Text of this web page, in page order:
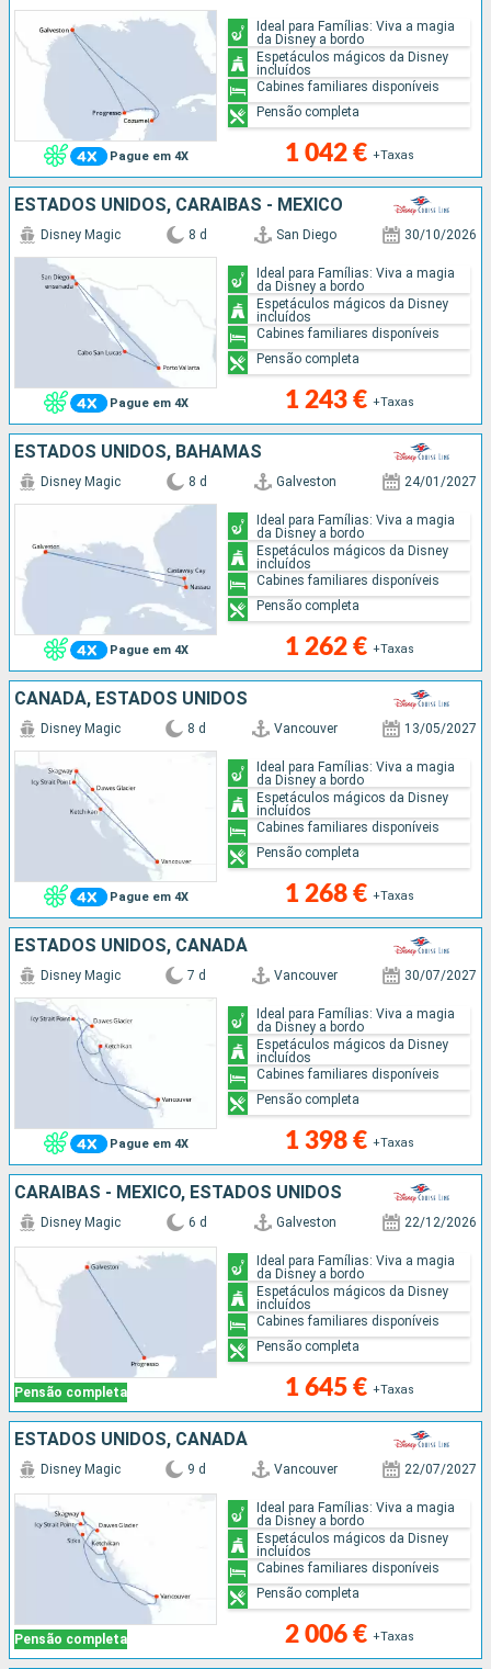
Pague em 4X 1 042 € +Taxas
Ideal para Famílias: Viva a magia
da Disney a bordo
Espetáculos mágicos da Disney
incluídos
Cabines familiares disponíveis
Pensão completa
ESTADOS UNIDOS, CARAIBAS - MEXICO
Pague em 4X
Disney Magic 8 d San Diego 30/10/2026
1 243 € +Taxas
Ideal para Famílias: Viva a magia
da Disney a bordo
Espetáculos mágicos da Disney
incluídos
Cabines familiares disponíveis
Pensão completa
ESTADOS UNIDOS, BAHAMAS
Pague em 4X
Disney Magic 8 d Galveston 24/01/2027
1 262 € +Taxas
Ideal para Famílias: Viva a magia
da Disney a bordo
Espetáculos mágicos da Disney
incluídos
Cabines familiares disponíveis
Pensão completa
CANADÁ, ESTADOS UNIDOS
Pague em 4X
Disney Magic 8 d Vancouver 13/05/2027
1 268 € +Taxas
Ideal para Famílias: Viva a magia
da Disney a bordo
Espetáculos mágicos da Disney
incluídos
Cabines familiares disponíveis
Pensão completa
ESTADOS UNIDOS, CANADÁ
Pague em 4X
Disney Magic 7 d Vancouver 30/07/2027
1 398 € +Taxas
Ideal para Famílias: Viva a magia
da Disney a bordo
Espetáculos mágicos da Disney
incluídos
Cabines familiares disponíveis
Pensão completa
CARAIBAS - MEXICO, ESTADOS UNIDOS
Pensão completa
Disney Magic 6 d Galveston 22/12/2026
1 645 € +Taxas
Ideal para Famílias: Viva a magia
da Disney a bordo
Espetáculos mágicos da Disney
incluídos
Cabines familiares disponíveis
Pensão completa
ESTADOS UNIDOS, CANADÁ
Pensão completa
Disney Magic 9 d Vancouver 22/07/2027
2 006 € +Taxas
Ideal para Famílias: Viva a magia
da Disney a bordo
Espetáculos mágicos da Disney
incluídos
Cabines familiares disponíveis
Pensão completa